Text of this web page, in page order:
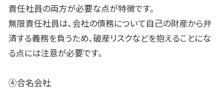
責任社員の両方が必要な点が特徴です。
無限責任社員は、会社の債務について自己の財産から弁
済する義務を負うため、破産リスクなどを抱えることにな
る点には注意が必要です。
④合名会社